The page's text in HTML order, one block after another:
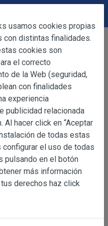
REFRIGERADO)
Generales regulan la
que es titular ALBERT
PERUSTOCKS).
de los productos
usamos cookies propias
con distintas finalidades.
cookies son
el correcto
de la Web (seguridad,
con finalidades
experiencia
publicidad relacionada
Al hacer click en “Aceptar
de todas estas
el uso de todas
pulsando en el botón
más información
derechos haz click